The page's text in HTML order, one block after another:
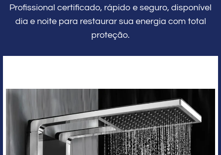
Profissional certificado, rápido e seguro, disponível
dia e noite para restaurar sua energia com total
proteção.